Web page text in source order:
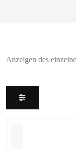
Anzeigen des